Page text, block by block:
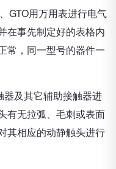
用万用表进行电气
在事先制定好的表格内
常，同一型号的器件一
及其它辅助接触器进
有无拉弧、毛刺或表面
其相应的动静触头进行